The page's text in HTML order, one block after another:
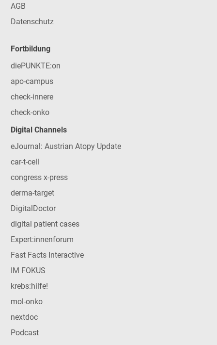
AGB
Datenschutz
Fortbildung
diePUNKTE:on
apo-campus
check-innere
check-onko
Digital Channels
eJournal: Austrian Atopy Update
car-t-cell
congress x-press
derma-target
DigitalDoctor
digital patient cases
Expert:innenforum
Fast Facts Interactive
IM FOKUS
krebs:hilfe!
mol-onko
nextdoc
Podcast